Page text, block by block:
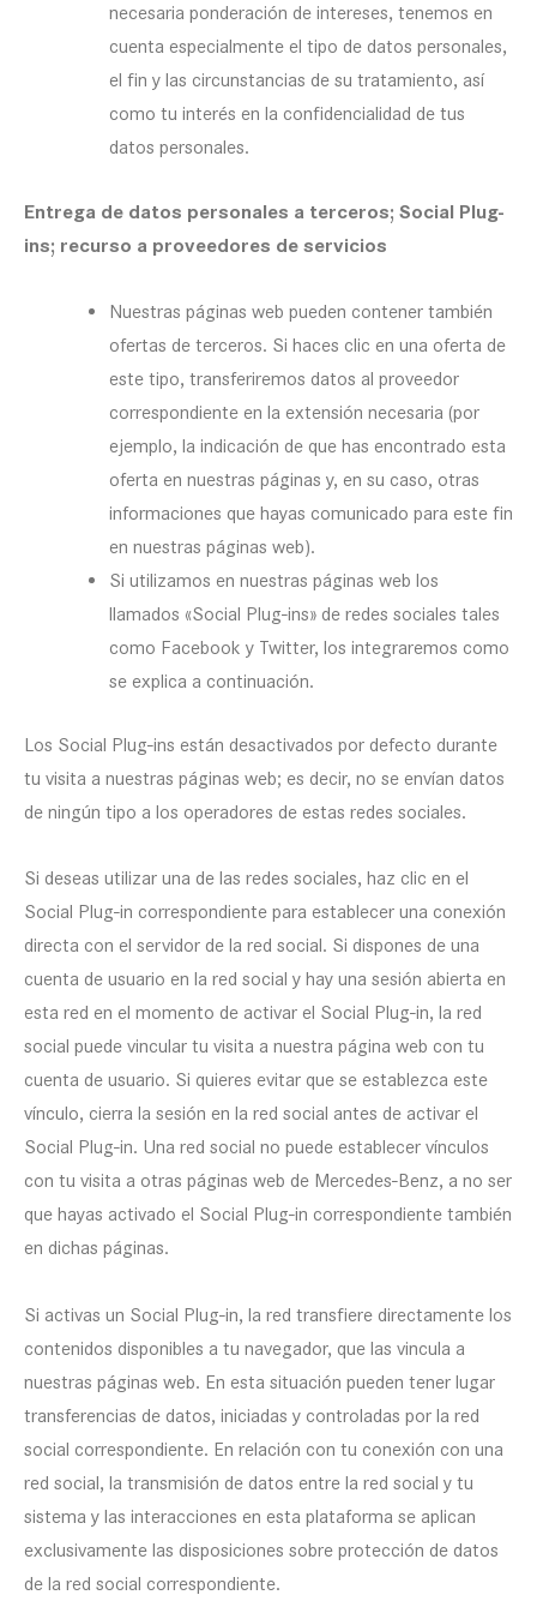
necesaria ponderación de intereses, tenemos en
cuenta especialmente el tipo de datos personales,
el fin y las circunstancias de su tratamiento, así
como tu interés en la confidencialidad de tus
datos personales.
Entrega de datos personales a terceros; Social Plug-
ins; recurso a proveedores de servicios
Nuestras páginas web pueden contener también
ofertas de terceros. Si haces clic en una oferta de
este tipo, transferiremos datos al proveedor
correspondiente en la extensión necesaria (por
ejemplo, la indicación de que has encontrado esta
oferta en nuestras páginas y, en su caso, otras
informaciones que hayas comunicado para este fin
en nuestras páginas web).
Si utilizamos en nuestras páginas web los
llamados «Social Plug-ins» de redes sociales tales
como Facebook y Twitter, los integraremos como
se explica a continuación.
Los Social Plug-ins están desactivados por defecto durante
tu visita a nuestras páginas web; es decir, no se envían datos
de ningún tipo a los operadores de estas redes sociales.
Si deseas utilizar una de las redes sociales, haz clic en el
Social Plug-in correspondiente para establecer una conexión
directa con el servidor de la red social. Si dispones de una
cuenta de usuario en la red social y hay una sesión abierta en
esta red en el momento de activar el Social Plug-in, la red
social puede vincular tu visita a nuestra página web con tu
cuenta de usuario. Si quieres evitar que se establezca este
vínculo, cierra la sesión en la red social antes de activar el
Social Plug-in. Una red social no puede establecer vínculos
con tu visita a otras páginas web de Mercedes-Benz, a no ser
que hayas activado el Social Plug-in correspondiente también
en dichas páginas.
Si activas un Social Plug-in, la red transfiere directamente los
contenidos disponibles a tu navegador, que las vincula a
nuestras páginas web. En esta situación pueden tener lugar
transferencias de datos, iniciadas y controladas por la red
social correspondiente. En relación con tu conexión con una
red social, la transmisión de datos entre la red social y tu
sistema y las interacciones en esta plataforma se aplican
exclusivamente las disposiciones sobre protección de datos
de la red social correspondiente.